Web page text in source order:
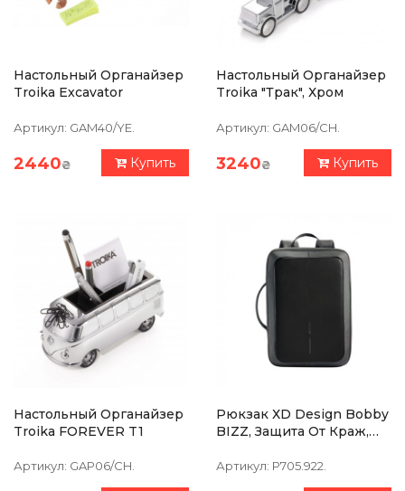
Настольный Органайзер
Troika Excavator
Артикул: GAM40/YE.
2440₴ Купить
Настольный Органайзер
Troika "Трак", Хром
Артикул: GAM06/CH.
3240₴ Купить
Настольный Органайзер
Troika FOREVER T1
Артикул: GAP06/CH.
Рюкзак ХD Design Bobby
BIZZ, Защита От Краж,
Артикул: P705.922.